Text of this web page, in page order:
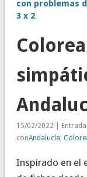
con problemas
3 x 2
15/02/2022 |
conAndalucía,
Inspirado en el